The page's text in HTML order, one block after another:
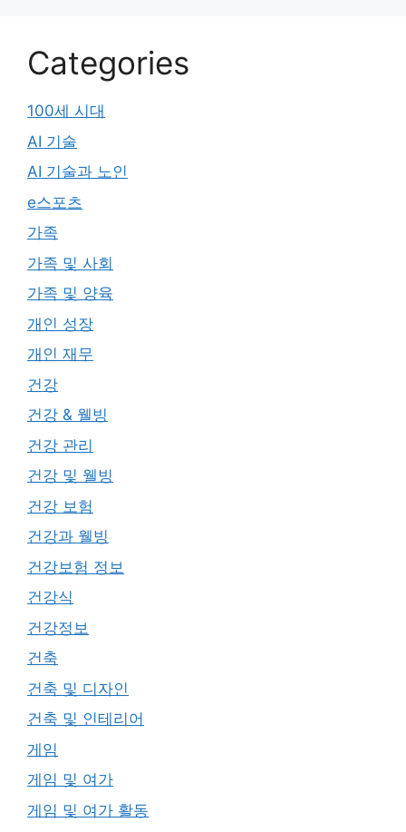
Categories
100세 시대
AI 기술
AI 기술과 노인
e스포츠
가족
가족 및 사회
가족 및 양육
개인 성장
개인 재무
건강
건강 & 웰빙
건강 관리
건강 및 웰빙
건강 보험
건강과 웰빙
건강보험 정보
건강식
건강정보
건축
건축 및 디자인
건축 및 인테리어
게임
게임 및 여가
게임 및 여가 활동